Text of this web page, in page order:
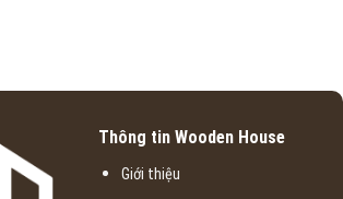
Thông tin Wooden House
Giới thiệu